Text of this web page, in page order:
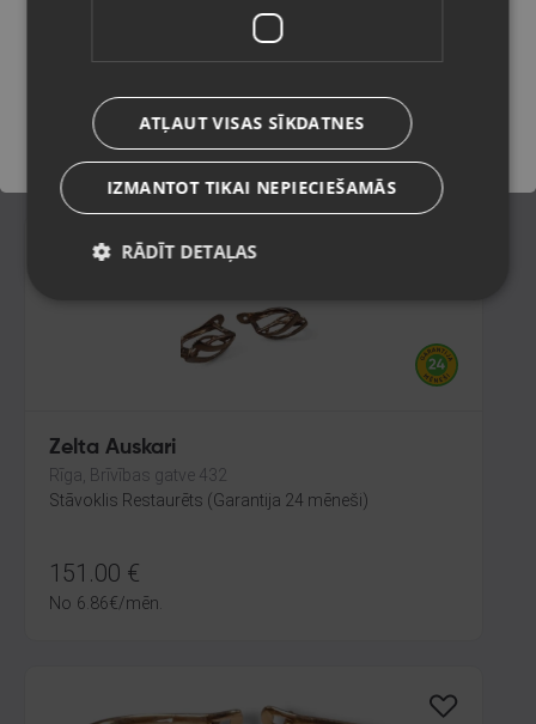
Stāvoklis Restaurēts (Garantija 24 mēneši)
213.00 €
9.68€/mēn.
Zelta Auskari
Rīga, Brīvības gatve 432
Stāvoklis Restaurēts (Garantija 24 mēneši)
151.00 €
No 6.86€/mēn.
Saglabāt
ATĻAUT VISAS SĪKDATNES
IZMANTOT TIKAI NEPIECIEŠAMĀS
RĀDĪT DETAĻAS